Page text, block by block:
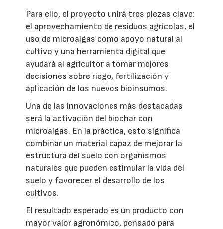
Para ello, el proyecto unirá tres piezas clave:
el aprovechamiento de residuos agrícolas, el
uso de microalgas como apoyo natural al
cultivo y una herramienta digital que
ayudará al agricultor a tomar mejores
decisiones sobre riego, fertilización y
aplicación de los nuevos bioinsumos.
Una de las innovaciones más destacadas
será la activación del biochar con
microalgas. En la práctica, esto significa
combinar un material capaz de mejorar la
estructura del suelo con organismos
naturales que pueden estimular la vida del
suelo y favorecer el desarrollo de los
cultivos.
El resultado esperado es un producto con
mayor valor agronómico, pensado para